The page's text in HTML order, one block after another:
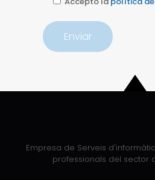
Empresa de Serveis
professionals del sector